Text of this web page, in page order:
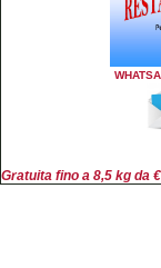
Gratuita fino a 8,5 kg da